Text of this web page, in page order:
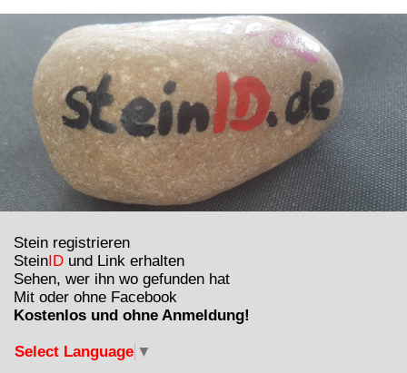
Stein registrieren
Stein ID und Link erhalten
Sehen, wer ihn wo gefunden hat
Mit oder ohne Facebook
Kostenlos und ohne Anmeldung!
Select Language ▼